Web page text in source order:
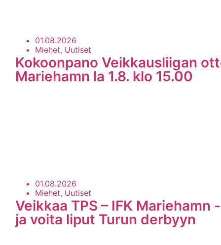
01.08.2026
Miehet, Uutiset
Kokoonpano Veikkausliigan
Mariehamn la 1.8. klo 15.00
01.08.2026
Miehet, Uutiset
Veikkaa TPS – IFK
ja voita liput Turun derbyyn